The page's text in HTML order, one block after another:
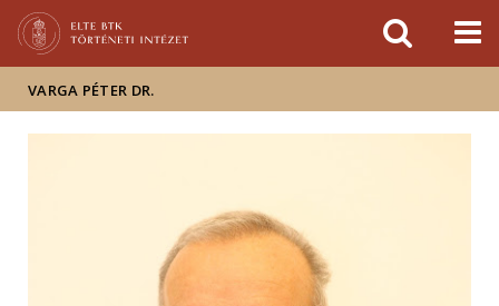
sajtóban
VARGA PÉTER DR.